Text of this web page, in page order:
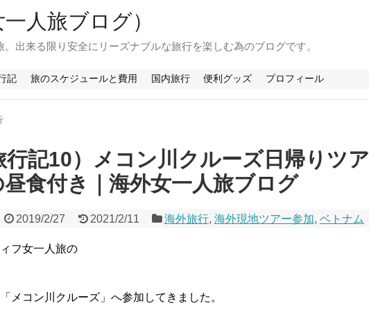
人旅ブログ）
出来る限り安全にリーズナブルな旅行を楽しむ為のブログです。
記 旅のスケジュールと費用 国内旅行 便利グッズ プロフィール
記10）メコン川クルーズ日帰りツア
食付き｜海外女一人旅ブログ
2019/2/27 2021/2/11 海外旅行, 海外現地ツアー参加, ベトナム
フ女一人旅の
メコン川クルーズ」へ参加してきました。